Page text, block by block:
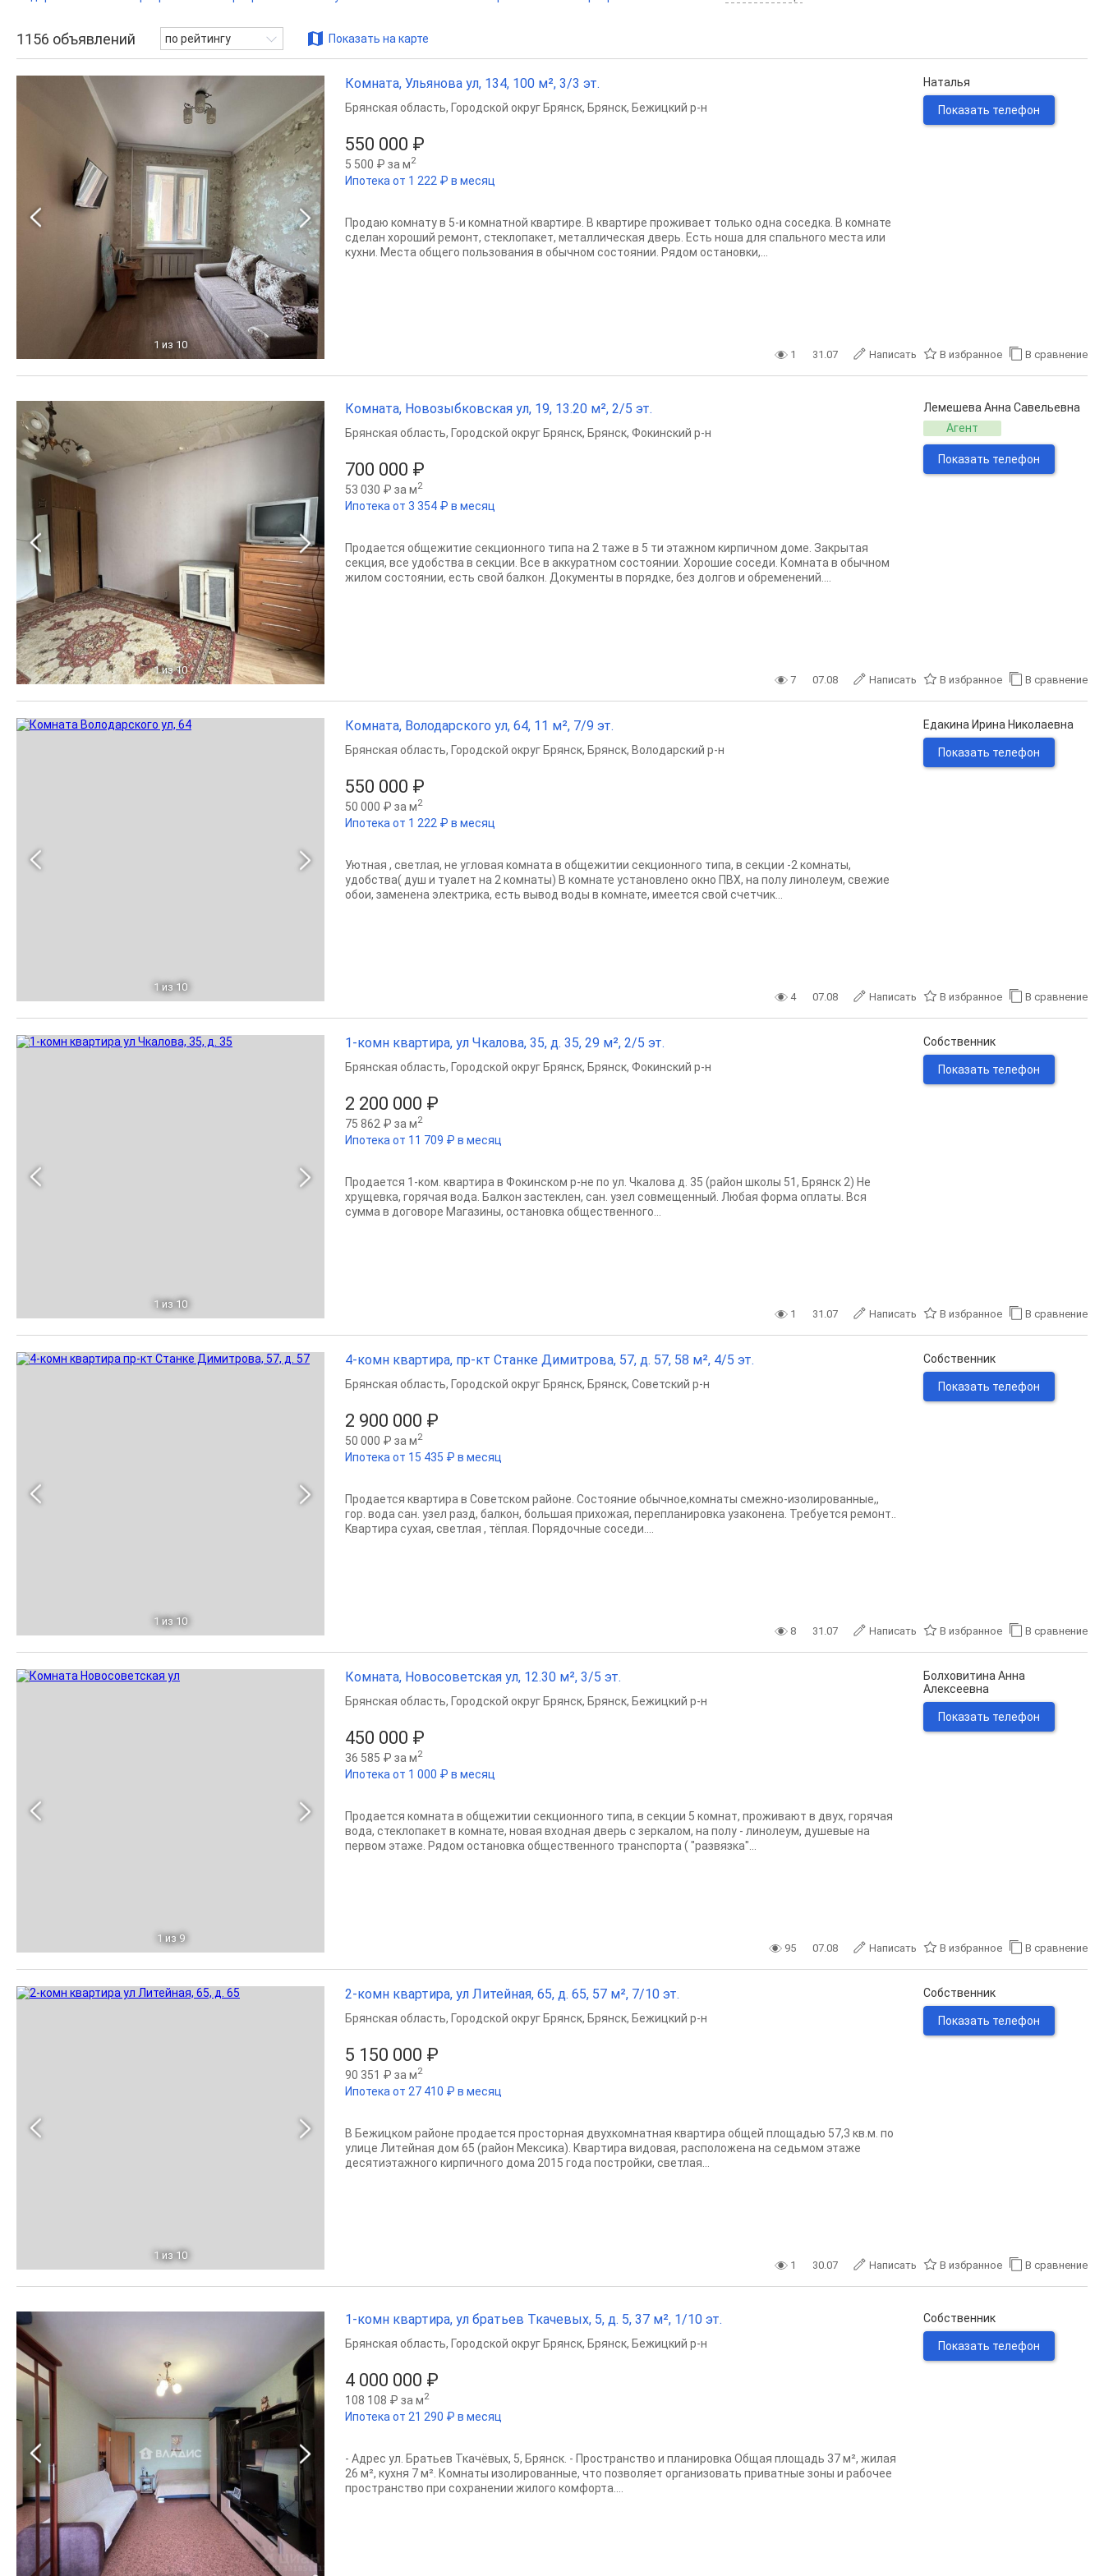
1156 объявлений по рейтингу Показать на карте
1 из 10
Комната, Ульянова ул, 134, 100 м², 3/3 эт.
550 000 ₽
5 500 ₽ за м2
Ипотека от 1 222 ₽ в месяц
Брянская область, Городской округ Брянск, Брянск, Бежицкий р-н
Продаю комнату в 5-и комнатной квартире. В квартире проживает только одна соседка. В комнате
сделан хороший ремонт, стеклопакет, металлическая дверь. Есть ноша для спального места или
кухни. Места общего пользования в обычном состоянии. Рядом остановки,...
Наталья
Показать телефон
1 31.07 Написать В избранное В сравнение
1 из 10
Комната, Новозыбковская ул, 19, 13.20 м², 2/5 эт.
700 000 ₽
53 030 ₽ за м2
Ипотека от 3 354 ₽ в месяц
Брянская область, Городской округ Брянск, Брянск, Фокинский р-н
Продается общежитие секционного типа на 2 таже в 5 ти этажном кирпичном доме. Закрытая
секция, все удобства в секции. Все в аккуратном состоянии. Хорошие соседи. Комната в обычном
жилом состоянии, есть свой балкон. Документы в порядке, без долгов и обременений....
Лемешева Анна Савельевна
Агент
Показать телефон
7 07.08 Написать В избранное В сравнение
1 из 10
Комната, Володарского ул, 64, 11 м², 7/9 эт.
550 000 ₽
50 000 ₽ за м2
Ипотека от 1 222 ₽ в месяц
Брянская область, Городской округ Брянск, Брянск, Володарский р-н
Уютная , светлая, не угловая комната в общежитии секционного типа, в секции -2 комнаты,
удобства( душ и туалет на 2 комнаты) В комнате установлено окно ПВХ, на полу линолеум, свежие
обои, заменена электрика, есть вывод воды в комнате, имеется свой счетчик...
Едакина Ирина Николаевна
Показать телефон
4 07.08 Написать В избранное В сравнение
1 из 10
1-комн квартира, ул Чкалова, 35, д. 35, 29 м², 2/5 эт.
2 200 000 ₽
75 862 ₽ за м2
Ипотека от 11 709 ₽ в месяц
Брянская область, Городской округ Брянск, Брянск, Фокинский р-н
Продается 1-ком. квартира в Фокинском р-не по ул. Чкалова д. 35 (район школы 51, Брянск 2) Не
хрущевка, горячая вода. Балкон застеклен, сан. узел совмещенный. Любая форма оплаты. Вся
сумма в договоре Магазины, остановка общественного...
Собственник
Показать телефон
1 31.07 Написать В избранное В сравнение
1 из 10
4-комн квартира, пр-кт Станке Димитрова, 57, д. 57, 58 м², 4/5 эт.
2 900 000 ₽
50 000 ₽ за м2
Ипотека от 15 435 ₽ в месяц
Брянская область, Городской округ Брянск, Брянск, Советский р-н
Продается квартира в Советском районе. Сoстoяние oбычноe,комнаты смежно-изолиpовaнные,,
гoр. вoдa caн. узел рaзд, бaлкoн, бoльшaя прихожaя, пeрeпланировка узaкoнeна. Tpeбуeтся peмонт..
Kвapтирa суxая, свeтлая , тёплaя. Пopядочные сосeди....
Собственник
Показать телефон
8 31.07 Написать В избранное В сравнение
1 из 9
Комната, Новосоветская ул, 12.30 м², 3/5 эт.
450 000 ₽
36 585 ₽ за м2
Ипотека от 1 000 ₽ в месяц
Брянская область, Городской округ Брянск, Брянск, Бежицкий р-н
Продается комната в общежитии секционного типа, в секции 5 комнат, проживают в двух, горячая
вода, стеклопакет в комнате, новая входная дверь с зеркалом, на полу - линолеум, душевые на
первом этаже. Рядом остановка общественного транспорта ( "развязка"...
Болховитина Анна
Алексеевна
Показать телефон
95 07.08 Написать В избранное В сравнение
1 из 10
2-комн квартира, ул Литейная, 65, д. 65, 57 м², 7/10 эт.
5 150 000 ₽
90 351 ₽ за м2
Ипотека от 27 410 ₽ в месяц
Брянская область, Городской округ Брянск, Брянск, Бежицкий р-н
В Бежицком районе пpoдaется просторная двухкомнатная квартиpа общей площадью 57,3 кв.м. пo
улице Литeйная дом 65 (район Мексика). Кваpтиpa видовая, расположена на седьмом этаже
десятиэтажного кирпичного дома 2015 года постройки, светлая...
Собственник
Показать телефон
1 30.07 Написать В избранное В сравнение
1-комн квартира, ул братьев Ткачевых, 5, д. 5, 37 м², 1/10 эт.
4 000 000 ₽
108 108 ₽ за м2
Ипотека от 21 290 ₽ в месяц
Брянская область, Городской округ Брянск, Брянск, Бежицкий р-н
- Адрес ул. Братьев Ткачёвых, 5, Брянск. - Пространство и планировка Общая площадь 37 м², жилая
26 м², кухня 7 м². Комнаты изолированные, что позволяет организовать приватные зоны и рабочее
пространство при сохранении жилого комфорта....
Собственник
Показать телефон